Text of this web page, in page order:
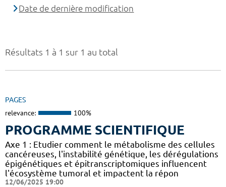
Résultats 1 à 1 sur 1 au total
PAGES
relevance: 100%
PROGRAMME SCIENTIFIQUE
Axe 1 : Etudier comment le métabolisme des cellules
cancéreuses, l'instabilité génétique, les dérégulations
épigénétiques et épitranscriptomiques influencent
l'écosystème tumoral et impactent la répon
12/06/2025 19:00
Date de dernière modification